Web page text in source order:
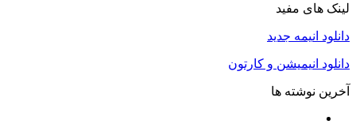
خصوص از سوی
مسئول حقوق بشر سازمان ملل، از بریتانیا خواست
تا برای آزادی کشتی و بازگرداندن فعالان اقدام فوری
انجام دهد و از رژیم اسرائیل توضیح بخواهد.
لینک های مفید
دانلود انیمه جدید
دانلود انیمیشن و کارتون
آخرین نوشته ها